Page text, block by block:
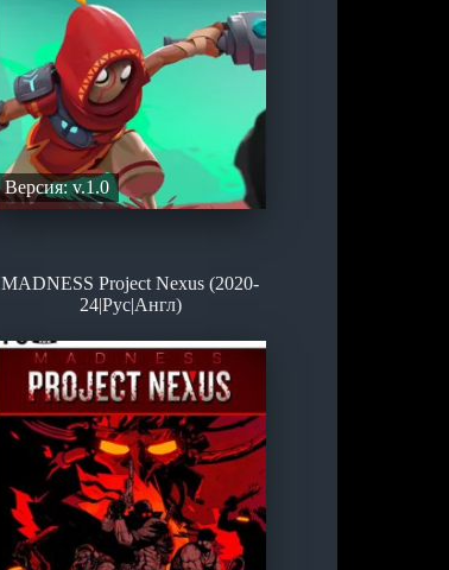
Версия: v.1.0
MADNESS Project Nexus (2020-
24|Рус|Англ)